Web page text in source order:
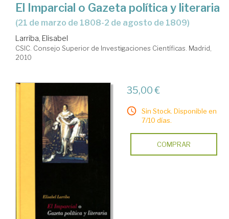
El Imparcial o Gazeta política y literaria
(21 de marzo de 1808-2 de agosto de 1809)
Larriba, Elisabel
CSIC. Consejo Superior de Investigaciones Científicas. Madrid,
2010
35,00 €
Sin Stock. Disponible en
7/10 días.
COMPRAR